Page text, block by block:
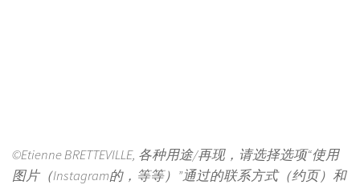
©Etienne BRETTEVILLE, 各种用途/再现，请选择选项“使用
图片（Instagram的，等等）”通过的联系方式（约页）和